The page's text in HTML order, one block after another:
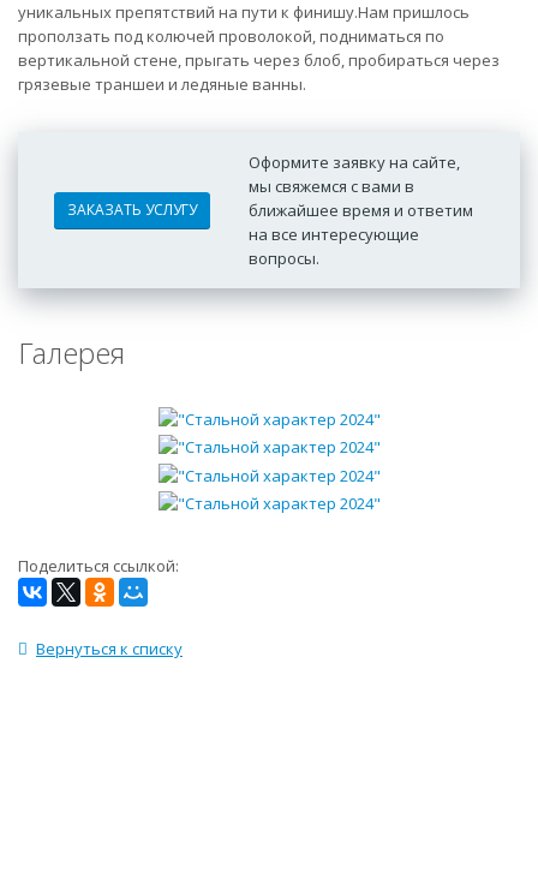
уникальных препятствий на пути к финишу.Нам пришлось
проползать под колючей проволокой, подниматься по
вертикальной стене, прыгать через блоб, пробираться через
грязевые траншеи и ледяные ванны.
ЗАКАЗАТЬ УСЛУГУ
Оформите заявку на сайте,
мы свяжемся с вами в
ближайшее время и ответим
на все интересующие
вопросы.
Галерея
Поделиться ссылкой:
Вернуться к списку